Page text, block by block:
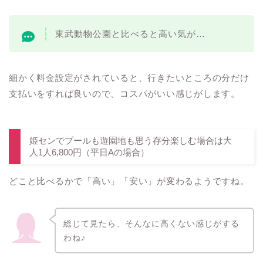
東武動物公園と比べると高い気が…
細かく料金設定がされていると、行きたいところの分だけ
支払いをすれば良いので、コスパがいい感じがします。
姫センでプールも遊園地も思う存分楽しむ場合は大
人1人6,800円（平日Aの場合）
どこと比べるかで「高い」「安い」が変わるようですね。
総じて見たら、そんなに高くない感じがする
わね♪